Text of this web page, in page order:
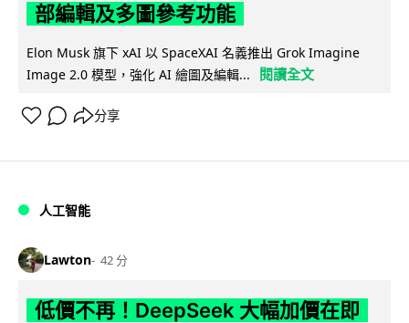
部編輯及多圖參考功能
Elon Musk 旗下 xAI 以 SpaceXAI 名義推出 Grok Imagine
Image 2.0 模型，強化 AI 繪圖及編輯...
閱讀全文
分享
人工智能
Lawton 42 分
低價不再！DeepSeek 大幅加價在即